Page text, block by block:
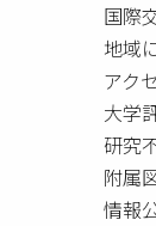
国際
地域
アク
大学
研究
附属
情報